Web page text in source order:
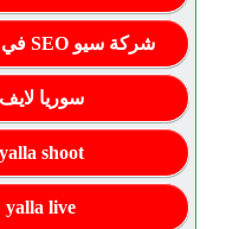
شركة سيو SEO في السعودية
سوريا لايف
yalla shoot
yalla live